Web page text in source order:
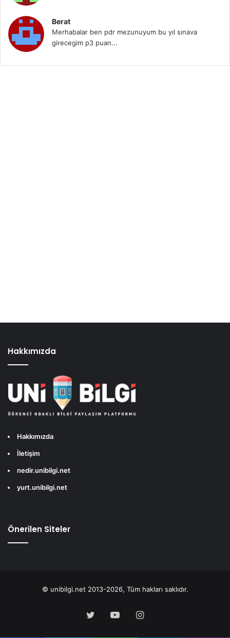
Berat
Merhabalar ben pdr mezunuyum bu yıl sınava
girecegim p3 puan...
Hakkımızda
Hakkımızda
İletişim
nedir.unibilgi.net
yurt.unibilgi.net
Önerilen Siteler
© unibilgi.net 2013-2026, Tüm hakları saklıdır.
Twitter YouTubeInstagram